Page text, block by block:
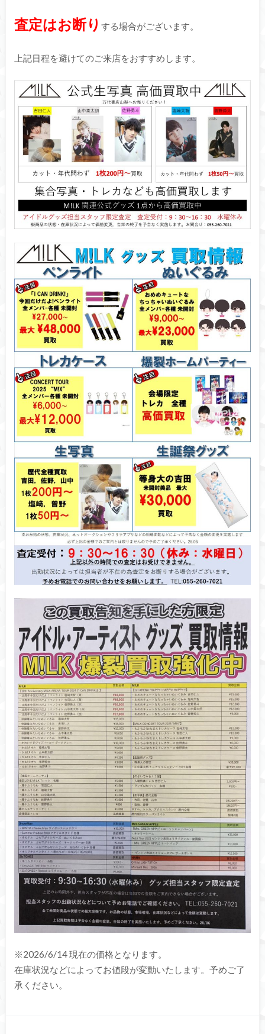
査定はお断り する場合がございます。
上記日程を避けてのご来店をおすすめします。
※2026/6/14 現在の価格となります。
在庫状況などによってお値段が変動いたします。予めご了
承ください。